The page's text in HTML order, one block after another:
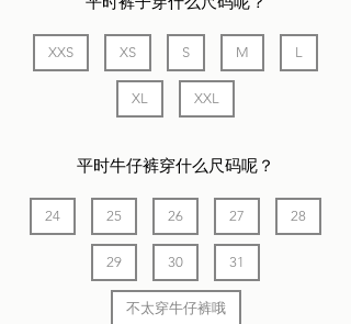
XXS XS S M L
XL XXL
平时牛仔裤穿什么尺码呢？
24 25 26 27 28
29 30 31
不太穿牛仔裤哦